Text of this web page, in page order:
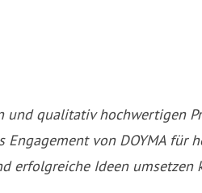
qualitativ hochwertigen
von DOYMA für
Ideen